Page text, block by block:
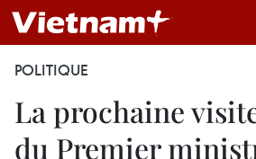
POLITIQUE
La prochaine
du Premier